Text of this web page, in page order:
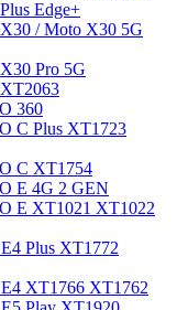
Edge+
/ Moto X30 5G
Pro 5G
360
C Plus XT1723
C XT1754
E 4G 2 GEN
E XT1021 XT1022
Plus XT1772
XT1766 XT1762